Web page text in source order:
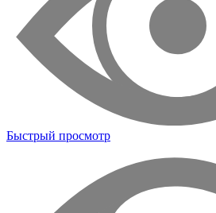
Быстрый просмотр